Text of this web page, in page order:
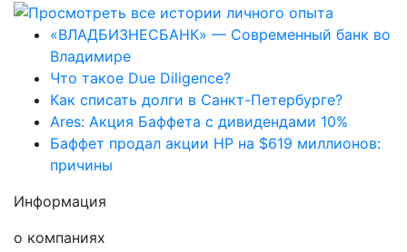
«ВЛАДБИЗНЕСБАНК» — Современный банк во
Владимире
Что такое Due Diligence?
Как списать долги в Санкт-Петербурге?
Ares: Акция Баффета с дивидендами 10%
Баффет продал акции HP на $619 миллионов:
причины
Информация
о компаниях